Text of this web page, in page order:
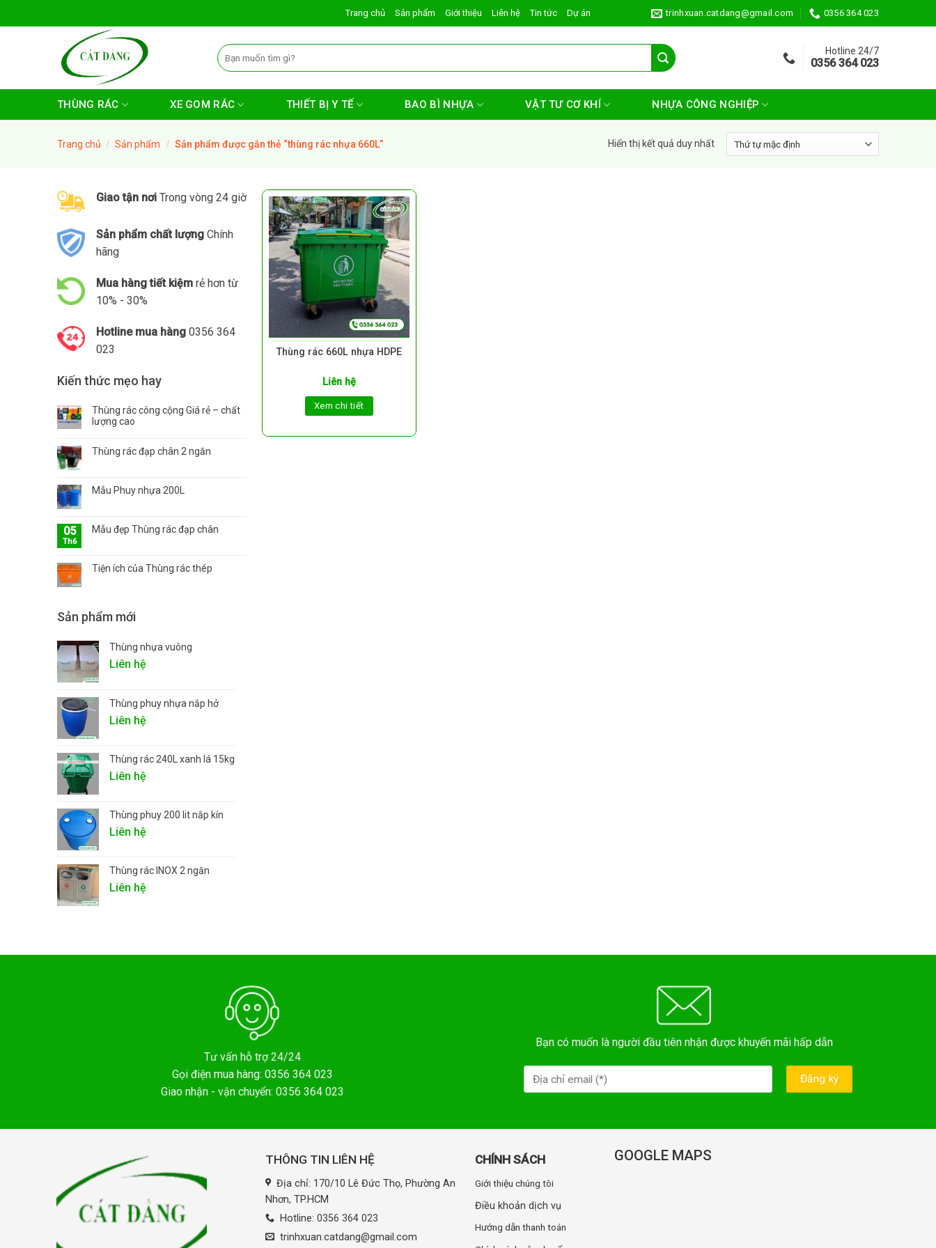
to
Trang chủ Sản phẩm Giới thiệu Liên hệ Tin tức Dự án trinhxuan.catdang@gmail.com 0356 364 023
Tìm
kiếm:
Hotline 24/7
0356 364 023
THÙNG RÁC XE GOM RÁC THIẾT BỊ Y TẾ BAO BÌ NHỰA VẬT TƯ CƠ KHÍ NHỰA CÔNG NGHIỆP
Trang chủ / Sản phẩm / Sản phẩm được gắn thẻ “thùng rác nhựa 660L” Hiển thị kết quả duy nhất
Giao tận nơi Trong vòng 24 giờ
Sản phẩm chất lượng Chính
hãng
Mua hàng tiết kiệm rẻ hơn từ
10% - 30%
Hotline mua hàng 0356 364
023
Kiến thức mẹo hay
Thùng rác công cộng Giá rẻ – chất
lượng cao
Thùng rác đạp chân 2 ngăn
Mẫu Phuy nhựa 200L
05
Th6
Mẫu đẹp Thùng rác đạp chân
Tiện ích của Thùng rác thép
Sản phẩm mới
Thùng nhựa vuông
Liên hệ
Thùng phuy nhựa nắp hở
Liên hệ
Thùng rác 240L xanh lá 15kg
Liên hệ
Thùng phuy 200 lit nắp kín
Liên hệ
Thùng rác INOX 2 ngăn
Liên hệ
Thùng rác 660L nhựa HDPE
Liên hệ
Xem chi tiết
Tư vấn hỗ trợ 24/24
Gọi điện mua hàng: 0356 364 023
Giao nhận - vận chuyển: 0356 364 023
Bạn có muốn là người đầu tiên nhận được khuyến mãi hấp dẫn
THÔNG TIN LIÊN HỆ
Địa chỉ: 170/10 Lê Đức Thọ, Phường An
Nhơn, TP.HCM
Hotline:0356 364 023
trinhxuan.catdang@gmail.com
CHÍNH SÁCH
Giới thiệu chúng tôi
Điều khoản dịch vụ
Hướng dẫn thanh toán
GOOGLE MAPS